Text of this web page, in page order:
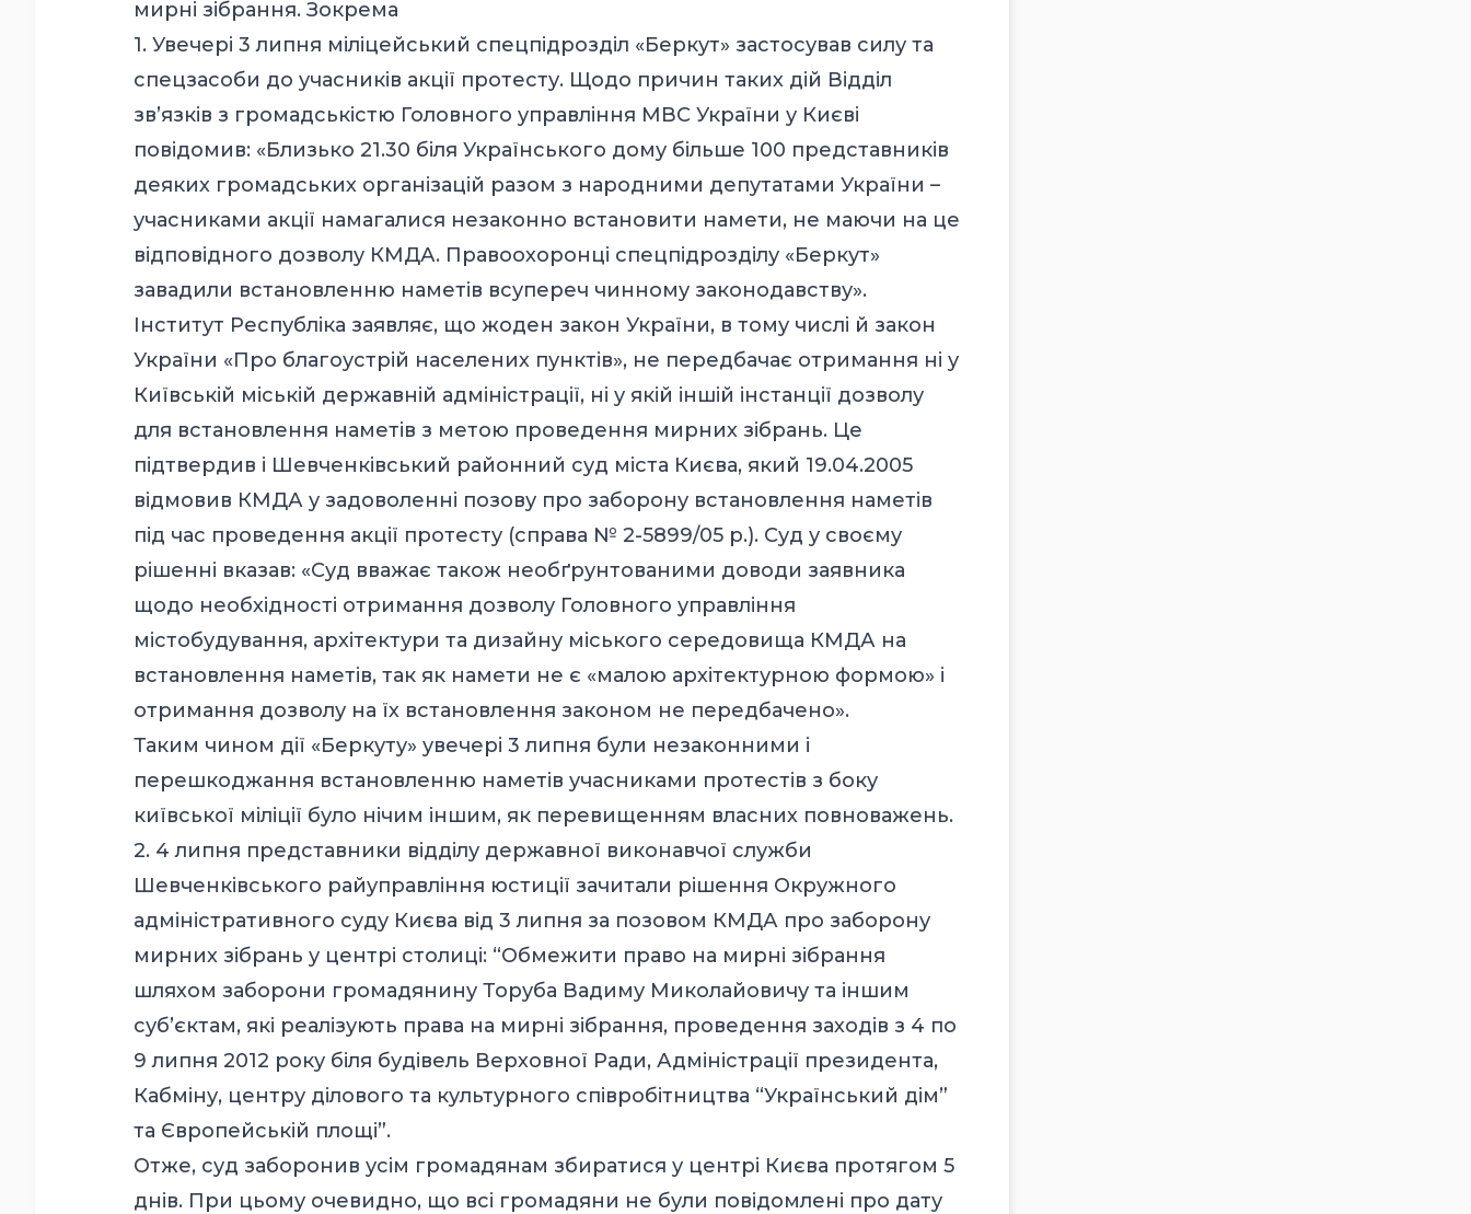
мирні зібрання. Зокрема
1. Увечері 3 липня міліцейський спецпідрозділ «Беркут» застосував силу та
спецзасоби до учасників акції протесту. Щодо причин таких дій Відділ
зв’язків з громадськістю Головного управління МВС України у Києві
повідомив: «Близько 21.30 біля Українського дому більше 100 представників
деяких громадських організацій разом з народними депутатами України –
учасниками акції намагалися незаконно встановити намети, не маючи на це
відповідного дозволу КМДА. Правоохоронці спецпідрозділу «Беркут»
завадили встановленню наметів всупереч чинному законодавству».
Інститут Республіка заявляє, що жоден закон України, в тому числі й закон
України «Про благоустрій населених пунктів», не передбачає отримання ні у
Київській міській державній адміністрації, ні у якій іншій інстанції дозволу
для встановлення наметів з метою проведення мирних зібрань. Це
підтвердив і Шевченківський районний суд міста Києва, який 19.04.2005
відмовив КМДА у задоволенні позову про заборону встановлення наметів
під час проведення акції протесту (справа № 2-5899/05 р.). Суд у своєму
рішенні вказав: «Суд вважає також необґрунтованими доводи заявника
щодо необхідності отримання дозволу Головного управління
містобудування, архітектури та дизайну міського середовища КМДА на
встановлення наметів, так як намети не є «малою архітектурною формою» і
отримання дозволу на їх встановлення законом не передбачено».
Таким чином дії «Беркуту» увечері 3 липня були незаконними і
перешкоджання встановленню наметів учасниками протестів з боку
київської міліції було нічим іншим, як перевищенням власних повноважень.
2. 4 липня представники відділу державної виконавчої служби
Шевченківського райуправління юстиції зачитали рішення Окружного
адміністративного суду Києва від 3 липня за позовом КМДА про заборону
мирних зібрань у центрі столиці: “Обмежити право на мирні зібрання
шляхом заборони громадянину Торуба Вадиму Миколайовичу та іншим
суб’єктам, які реалізують права на мирні зібрання, проведення заходів з 4 по
9 липня 2012 року біля будівель Верховної Ради, Адміністрації президента,
Кабміну, центру ділового та культурного співробітництва “Український дім”
та Європейській площі”.
Отже, суд заборонив усім громадянам збиратися у центрі Києва протягом 5
днів. При цьому очевидно, що всі громадяни не були повідомлені про дату